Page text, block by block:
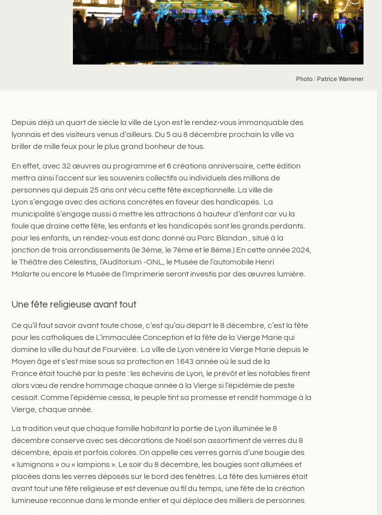
Photo : Patrice Warrener
Depuis déjà un quart de siècle la ville de Lyon est le rendez-vous immanquable des
lyonnais et des visiteurs venus d’ailleurs. Du 5 au 8 décembre prochain la ville va
briller de mille feux pour le plus grand bonheur de tous.
En effet, avec 32 œuvres au programme et 6 créations anniversaire, cette édition
mettra ainsi l’accent sur les souvenirs collectifs ou individuels des millions de
personnes qui depuis 25 ans ont vécu cette fête exceptionnelle. La ville de
Lyon s’engage avec des actions concrètes en faveur des handicapés. La
municipalité s’engage aussi à mettre les attractions à hauteur d’enfant car vu la
foule que draine cette fête, les enfants et les handicapés sont les grands perdants.
pour les enfants, un rendez-vous est donc donné au Parc Blandan , situé à la
jonction de trois arrondissements (le 3ème, le 7ème et le 8ème.) En cette année 2024,
le Théâtre des Célestins, l’Auditorium -ONL, le Musée de l’automobile Henri
Malarte ou encore le Musée de l’Imprimerie seront investis par des œuvres lumière.
Une fête religieuse avant tout
Ce qu’il faut savoir avant toute chose, c’est qu’au départ le 8 décembre, c’est la fête
pour les catholiques de L’immaculée Conception et la fête de la Vierge Marie qui
domine la ville du haut de Fourvière. La ville de Lyon vénère la Vierge Marie depuis le
Moyen âge et s’est mise sous sa protection en 1643 année où le sud de la
France était touché par la peste : les échevins de Lyon, le prévôt et les notables firent
alors vœu de rendre hommage chaque année à la Vierge si l’épidémie de peste
cessait. Comme l’épidémie cessa, le peuple tint sa promesse et rendit hommage à la
Vierge, chaque année.
La tradition veut que chaque famille habitant la partie de Lyon illuminée le 8
décembre conserve avec ses décorations de Noël son assortiment de verres du 8
décembre, épais et parfois colorés. On appelle ces verres garnis d’une bougie des
« lumignons » ou « lampions ». Le soir du 8 décembre, les bougies sont allumées et
placées dans les verres déposés sur le bord des fenêtres. La fête des lumières était
avant tout une fête religieuse et est devenue au fil du temps, une fête de la création
lumineuse reconnue dans le monde entier et qui déplace des milliers de personnes.